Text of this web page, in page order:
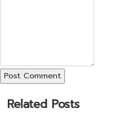
Post Comment
Related Posts